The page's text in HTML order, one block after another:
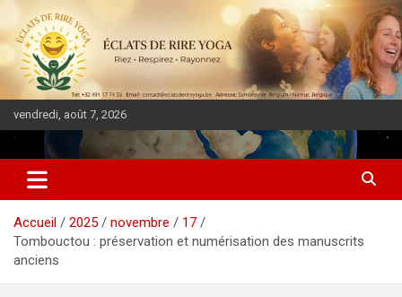
vendredi, août 7, 2026
DIASPORA PULSE
Accueil 2025 novembre
17
Tombouctou : préservation et numérisation des manuscrits
anciens